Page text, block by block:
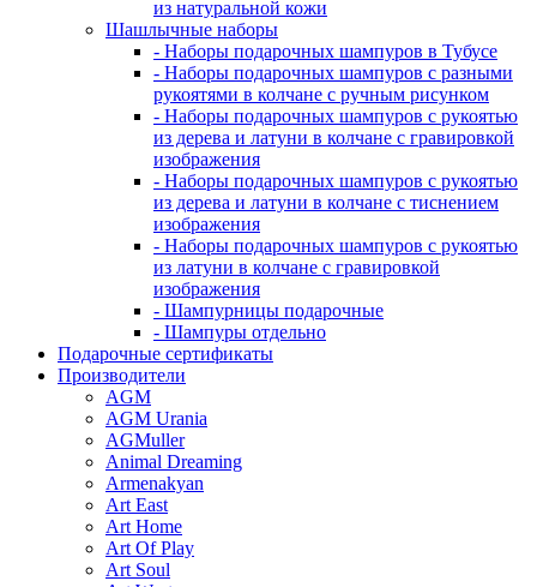
из натуральной кожи
Шашлычные наборы
- Наборы подарочных шампуров в Тубусе
- Наборы подарочных шампуров с разными
рукоятями в колчане с ручным рисунком
- Наборы подарочных шампуров с рукоятью
из дерева и латуни в колчане с гравировкой
изображения
- Наборы подарочных шампуров с рукоятью
из дерева и латуни в колчане с тиснением
изображения
- Наборы подарочных шампуров с рукоятью
из латуни в колчане с гравировкой
изображения
- Шампурницы подарочные
- Шампуры отдельно
Подарочные сертификаты
Производители
AGM
AGM Urania
AGMuller
Animal Dreaming
Armenakyan
Art East
Art Home
Art Of Play
Art Soul